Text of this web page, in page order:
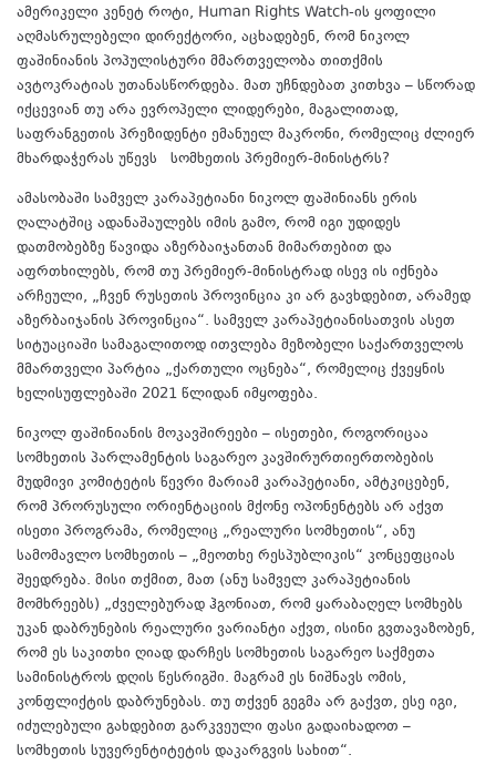
ამერიკელი კენეტ როტი, Human Rights Watch-ის ყოფილი
აღმასრულებელი დირექტორი, აცხადებენ, რომ ნიკოლ
ფაშინიანის პოპულისტური მმართველობა თითქმის
ავტოკრატიას უთანასწორდება. მათ უჩნდებათ კითხვა – სწორად
იქცევიან თუ არა ევროპელი ლიდერები, მაგალითად,
საფრანგეთის პრეზიდენტი ემანუელ მაკრონი, რომელიც ძლიერ
მხარდაჭერას უწევს სომხეთის პრემიერ-მინისტრს?
ამასობაში სამველ კარაპეტიანი ნიკოლ ფაშინიანს ერის
ღალატშიც ადანაშაულებს იმის გამო, რომ იგი უდიდეს
დათმობებზე წავიდა აზერბაიჯანთან მიმართებით და
აფრთხილებს, რომ თუ პრემიერ-მინისტრად ისევ ის იქნება
არჩეული, „ჩვენ რუსეთის პროვინცია კი არ გავხდებით, არამედ
აზერბაიჯანის პროვინცია“. სამველ კარაპეტიანისათვის ასეთ
სიტუაციაში სამაგალითოდ ითვლება მეზობელი საქართველოს
მმართველი პარტია „ქართული ოცნება“, რომელიც ქვეყნის
ხელისუფლებაში 2021 წლიდან იმყოფება.
ნიკოლ ფაშინიანის მოკავშირეები – ისეთები, როგორიცაა
სომხეთის პარლამენტის საგარეო კავშირურთიერთობების
მუდმივი კომიტეტის წევრი მარიამ კარაპეტიანი, ამტკიცებენ,
რომ პრორუსული ორიენტაციის მქონე ოპონენტებს არ აქვთ
ისეთი პროგრამა, რომელიც „რეალური სომხეთის“, ანუ
სამომავლო სომხეთის – „მეოთხე რესპუბლიკის“ კონცეფციას
შეედრება. მისი თქმით, მათ (ანუ სამველ კარაპეტიანის
მომხრეებს) „ძველებურად ჰგონიათ, რომ ყარაბაღელ სომხებს
უკან დაბრუნების რეალური ვარიანტი აქვთ, ისინი გვთავაზობენ,
რომ ეს საკითხი ღიად დარჩეს სომხეთის საგარეო საქმეთა
სამინისტროს დღის წესრიგში. მაგრამ ეს ნიშნავს ომის,
კონფლიქტის დაბრუნებას. თუ თქვენ გეგმა არ გაქვთ, ესე იგი,
იძულებული გახდებით გარკვეული ფასი გადაიხადოთ –
სომხეთის სუვერენტიტეტის დაკარგვის სახით“.